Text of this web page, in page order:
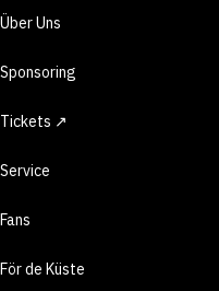
Über Uns
Sponsoring
Tickets ↗
Service
Fans
För de Küste